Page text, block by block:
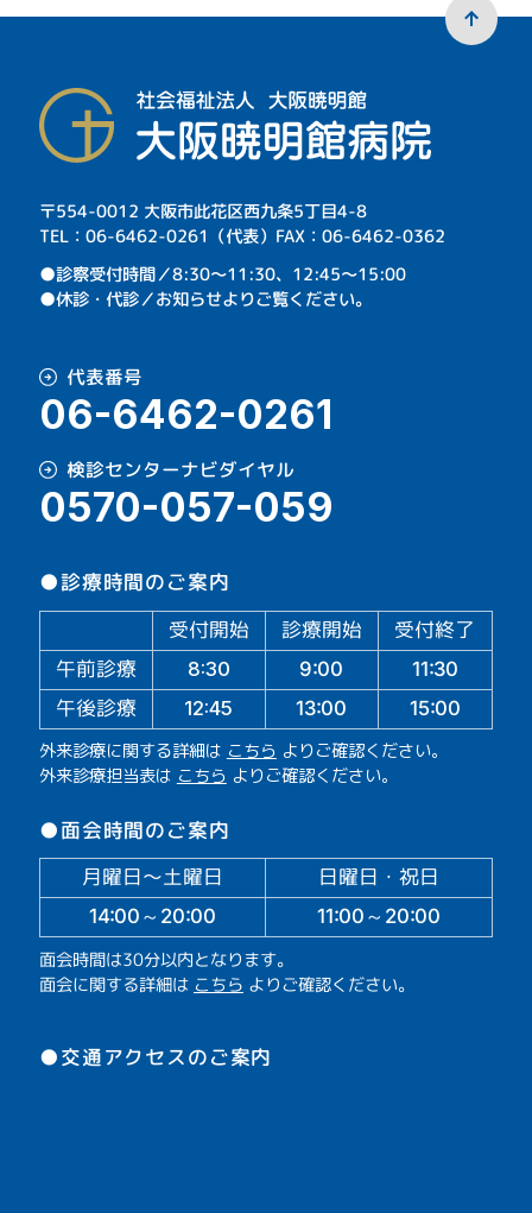
〒554-0012 大阪市此花区西九条5丁目4-8
TEL：06-6462-0261（代表）FAX：06-6462-0362
⁩●診察受付時間／8:30～11:30、12:45～15:00
●休診・代診／お知らせよりご覧ください。
代表番号
06-6462-0261
検診センターナビダイヤル
0570-057-059
●診療時間のご案内
受付開始 診療開始
受付終了
午前診療
8:30 9:00 11:30
午後診療 12:45 13:00 15:00
外来診療に関する詳細は こちら よりご確認ください。
外来診療担当表は こちら よりご確認ください。
●面会時間のご案内
月曜日～土曜日 日曜日・祝日
14:00～20:00 11:00～20:00
面会時間は30分以内となります。
面会に関する詳細は こちら よりご確認ください。
●交通アクセスのご案内